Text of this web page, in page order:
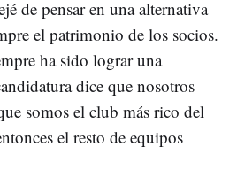
de pensar en una alternativa
el patrimonio de los socios.
ha sido lograr una
dice que nosotros
somos el club más rico del
el resto de equipos